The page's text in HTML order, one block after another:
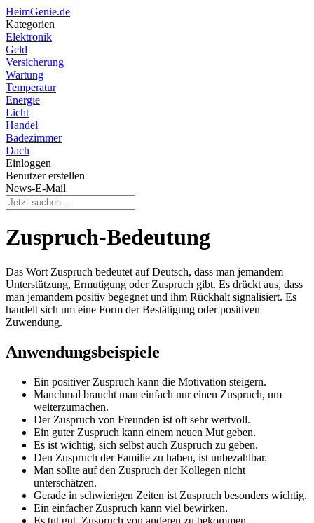
HeimGenie.de
Kategorien
Elektronik
Geld
Versicherung
Wartung
Temperatur
Energie
Licht
Handel
Badezimmer
Dach
Einloggen
Benutzer erstellen
News-E-Mail
Zuspruch-Bedeutung
Das Wort Zuspruch bedeutet auf Deutsch, dass man jemandem
Unterstützung, Ermutigung oder Zuspruch gibt. Es drückt aus, dass
man jemandem positiv begegnet und ihm Rückhalt signalisiert. Es
handelt sich um eine Form der Bestätigung oder positiven
Zuwendung.
Anwendungsbeispiele
Ein positiver Zuspruch kann die Motivation steigern.
Manchmal braucht man einfach nur einen Zuspruch, um
weiterzumachen.
Der Zuspruch von Freunden ist oft sehr wertvoll.
Ein guter Zuspruch kann einem neuen Mut geben.
Es ist wichtig, sich selbst auch Zuspruch zu geben.
Den Zuspruch der Familie zu haben, ist unbezahlbar.
Man sollte auf den Zuspruch der Kollegen nicht
unterschätzen.
Gerade in schwierigen Zeiten ist Zuspruch besonders wichtig.
Ein einfacher Zuspruch kann viel bewirken.
Es tut gut, Zuspruch von anderen zu bekommen.